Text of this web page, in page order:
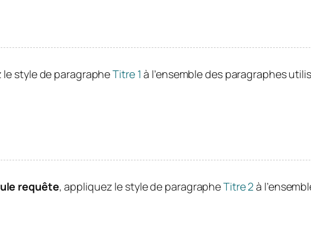
le style de paragrapheTitre 1 à l’ensemble des paragraphes
requête, appliquez le style de paragrapheTitre 2à